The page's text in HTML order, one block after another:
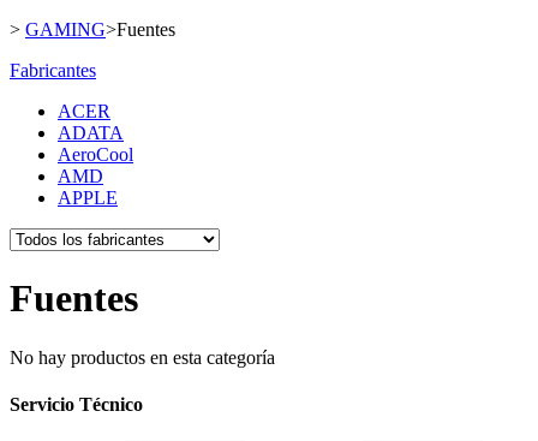
> GAMING>Fuentes
Fabricantes
ACER
ADATA
AeroCool
AMD
APPLE
Fuentes
No hay productos en esta categoría
Servicio Técnico